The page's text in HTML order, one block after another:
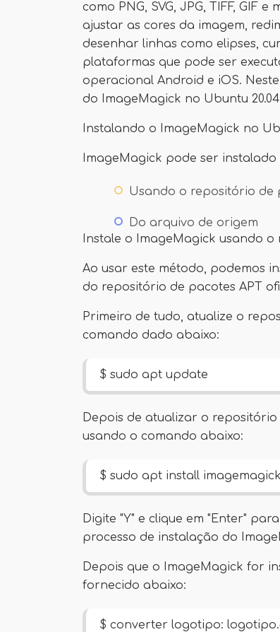
como PNG, SVG, JPG, TIFF, GIF
ajustar as cores da imagem,
desenhar linhas como elipses,
plataformas que pode ser
operacional Android e iOS.
do ImageMagick no Ubuntu 20.04
Instalando o ImageMagick no
ImageMagick pode ser instalado
Usando o repositório de
Do arquivo de origem
Instale o ImageMagick usando
Ao usar este método, podemos
do repositório de pacotes APT
Primeiro de tudo, atualize o
comando dado abaixo:
$ sudo apt update
Depois de atualizar o
usando o comando abaixo:
$ sudo apt install imagemagick
Digite "Y" e clique em "Enter"
processo de instalação do
Depois que o ImageMagick for
fornecido abaixo:
$ converter logotipo: